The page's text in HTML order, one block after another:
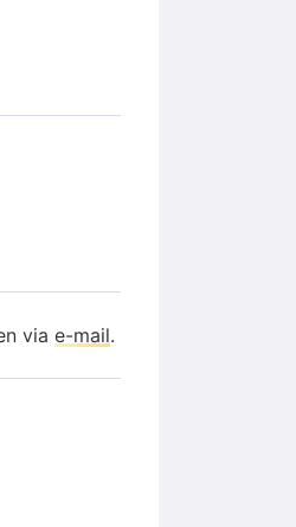
via e-mail.